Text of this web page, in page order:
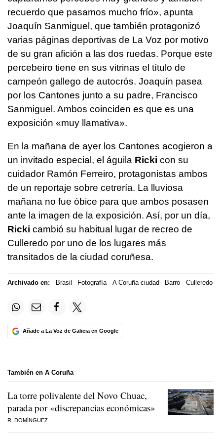
recuerdo que pasamos mucho frío», apunta
Joaquín Sanmiguel, que también protagonizó
varias páginas deportivas de La Voz por motivo
de su gran afición a las dos ruedas. Porque este
percebeiro tiene en sus vitrinas el título de
campeón gallego de autocrós. Joaquín pasea
por los Cantones junto a su padre, Francisco
Sanmiguel. Ambos coinciden es que es una
exposición «muy llamativa».
En la mañana de ayer los Cantones acogieron a
un invitado especial, el águila Ricki con su
cuidador Ramón Ferreiro, protagonistas ambos
de un reportaje sobre cetrería. La lluviosa
mañana no fue óbice para que ambos posasen
ante la imagen de la exposición. Así, por un día,
Ricki cambió su habitual lugar de recreo de
Culleredo por uno de los lugares más
transitados de la ciudad coruñesa.
Archivado en: Brasil Fotografía A Coruña ciudad Barro Culleredo
Añade a La Voz de Galicia en Google
También en A Coruña
La torre polivalente del Novo Chuac,
parada por «discrepancias económicas»
R. DOMÍNGUEZ